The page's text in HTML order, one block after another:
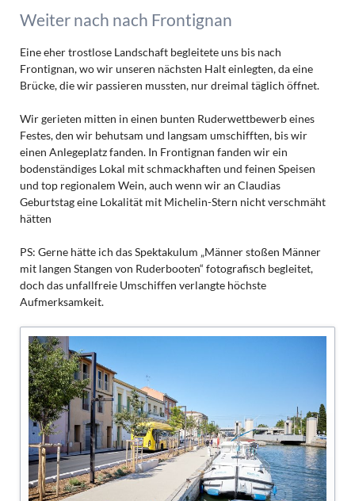
Weiter nach nach Frontignan
Eine eher trostlose Landschaft begleitete uns bis nach
Frontignan, wo wir unseren nächsten Halt einlegten, da eine
Brücke, die wir passieren mussten, nur dreimal täglich öffnet.
Wir gerieten mitten in einen bunten Ruderwettbewerb eines
Festes, den wir behutsam und langsam umschifften, bis wir
einen Anlegeplatz fanden. In Frontignan fanden wir ein
bodenständiges Lokal mit schmackhaften und feinen Speisen
und top regionalem Wein, auch wenn wir an Claudias
Geburtstag eine Lokalität mit Michelin-Stern nicht verschmäht
hätten
PS: Gerne hätte ich das Spektakulum „Männer stoßen Männer
mit langen Stangen von Ruderbooten“ fotografisch begleitet,
doch das unfallfreie Umschiffen verlangte höchste
Aufmerksamkeit.